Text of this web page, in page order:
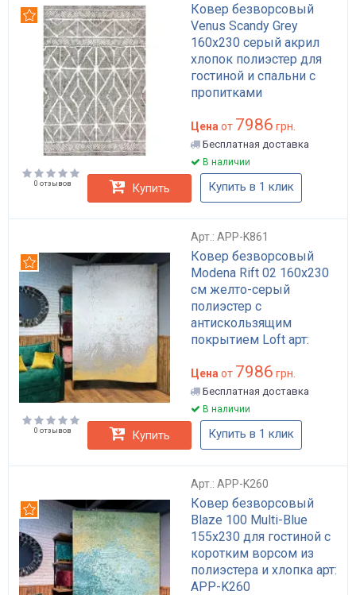
Ковер безворсовый
Venus Scandy Grey
160х230 серый акрил
хлопок полиэстер для
гостиной и спальни с
пропитками
APP-K720
Рекомендуем
Цена от 7986 грн.
Бесплатная доставка
В наличии
0 отзывов Купить Купить в 1 клик
Арт.: APP-K861
Ковер безворсовый
Modena Rift 02 160x230
см желто-серый
полиэстер с
антискользящим
покрытием Loft арт:
Рекомендуем
Цена от 7986 грн.
Бесплатная доставка
В наличии
0 отзывов Купить Купить в 1 клик
Арт.: APP-K260
Ковер безворсовый
Blaze 100 Multi-Blue
155х230 для гостиной с
коротким ворсом из
полиэстера и хлопка арт:
APP-K260
Рекомендуем